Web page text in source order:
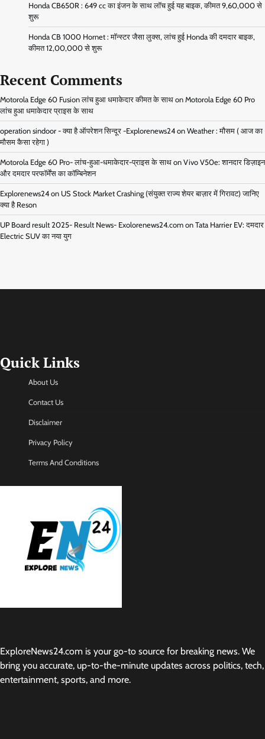
Honda CB650R : 649 cc का इंजन के साथ लॉच हुई यह बाइक, कीमत 9,60,000 से
शुरू
Honda CB 1000 Hornet : मॉन्स्टर जैसा लुक्स, लांच हुई Honda की दमदार बाइक,
कीमत 12,00,000 से शुरू
Recent Comments
Motorola Edge 60 Fusion लांच हुआ धमाकेदार कीमत के साथ on Motorola Edge 60 Pro
लांच हुआ धमाकेदार प्राइस के साथ
operation sindoor - क्या है ऑपरेशन सिन्दूर -Explorenews24 on Weather : मौसम ( आज का
मौसम कैसा रहेगा )
Motorola Edge 60 Pro- लांच-हुआ-धमाकेदार-प्राइस के साथ on Vivo V50e: शानदार डिज़ाइन
और दमदार परफॉर्मेंस का कॉम्बिनेशन
Explorenews24 on US Stock Market Crashing (संयुक्त राज्य शेयर बाज़ार में गिरावट) जानिए
क्या है Reson
UP Board result 2025- Result News- Exolorenews24.com on Tata Harrier EV: दमदार
Electric SUV का नया युग
Quick Links
About Us
Contact Us
Disclaimer
Privacy Policy
Terms And Conditions
ExploreNews24.com is your go-to source for breaking news. We
bring you accurate, up-to-the-minute updates across politics, tech,
entertainment, sports, and more.